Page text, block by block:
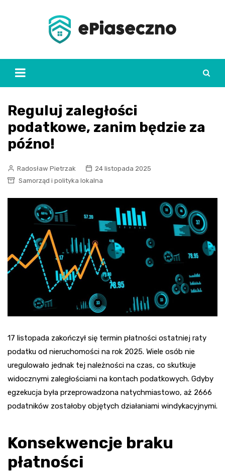
Reguluj zaległości
podatkowe, zanim będzie za
późno!
Radosław Pietrzak
24 listopada 2025
Samorząd i polityka lokalna
17 listopada zakończył się termin płatności ostatniej raty
podatku od nieruchomości na rok 2025. Wiele osób nie
uregulowało jednak tej należności na czas, co skutkuje
widocznymi zaległościami na kontach podatkowych. Gdyby
egzekucja była przeprowadzona natychmiastowo, aż 2666
podatników zostałoby objętych działaniami windykacyjnymi.
Konsekwencje braku
płatności